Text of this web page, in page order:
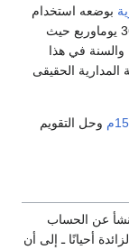
بوضعه استخدام
التقويم اليولويسي السنة الشمسية جاعلا طولها 365 يوماوربع حيث
في هذا
الحقيقى
وحل التقويم
نشأ عن الحساب
أحيانًا ـ إلى أن